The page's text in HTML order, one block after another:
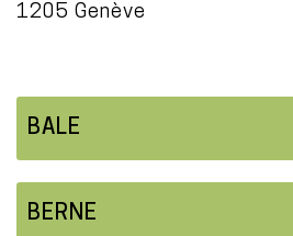
1205 Genève
BALE
BERNE